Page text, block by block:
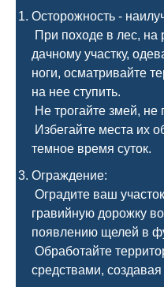
Осторожность -
При походе в лес, на
дачному участку,
ноги, осматривайте
на нее ступить.
Не трогайте змей, не
Избегайте места их
темное время суток.
Ограждение:
Оградите ваш
гравийную дорожку
появлению щелей в
Обработайте
средствами,